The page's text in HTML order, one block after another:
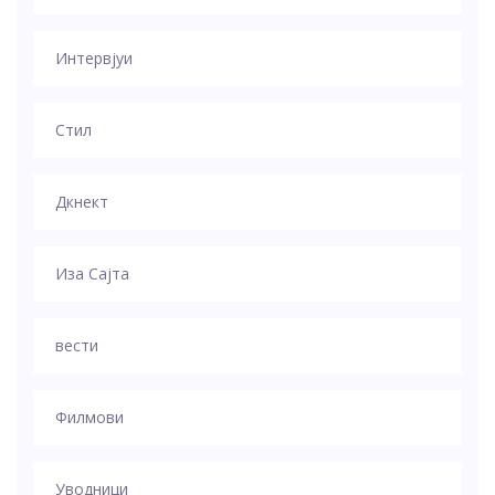
Интервјуи
Стил
Дкнект
Иза Сајта
вести
Филмови
Уводници